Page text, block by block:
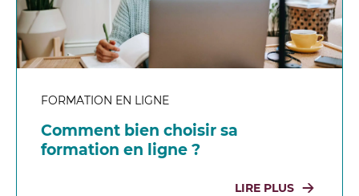
FORMATION EN LIGNE
Comment bien choisir sa
formation en ligne ?
LIRE PLUS